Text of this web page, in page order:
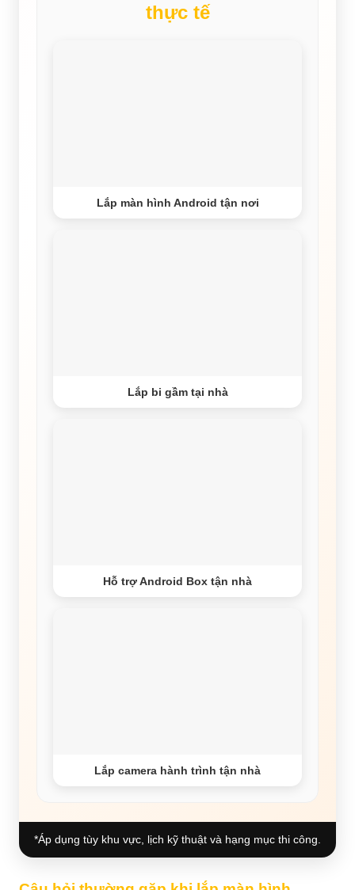
thực tế
Lắp màn hình Android tận nơi
Lắp bi gầm tại nhà
Hỗ trợ Android Box tận nhà
Lắp camera hành trình tận nhà
*Áp dụng tùy khu vực, lịch kỹ thuật và hạng mục thi công.